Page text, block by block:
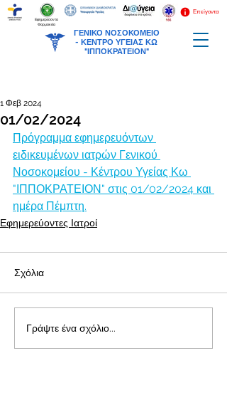
ΓΕΝΙΚΟ ΝΟΣΟΚΟΜΕΙΟ
- ΚΕΝΤΡΟ ΥΓΕΙΑΣ ΚΩ
"ΙΠΠΟΚΡΑΤΕΙΟΝ"
Επείγοντα
Εφημερεύοντα
Φαρμακεία
01/02/2024
1 Φεβ 2024
Πρόγραμμα εφημερευόντων
ειδικευμένων ιατρών Γενικού
Νοσοκομείου - Κέντρου Υγείας Κω
"ΙΠΠΟΚΡΑΤΕΙΟΝ" στις 01/02/2024 και
ημέρα Πέμπτη.
Εφημερεύοντες Ιατροί
Σχόλια
Γράψτε ένα σχόλιο...